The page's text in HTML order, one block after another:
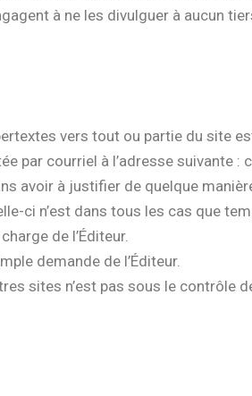
à ne les divulguer à aucun
vers tout ou partie du site
par courriel à l’adresse suivante :
avoir à justifier de quelque
ci n’est dans tous les cas que
de l’Éditeur.
demande de l’Éditeur.
sites n’est pas sous le contrôle